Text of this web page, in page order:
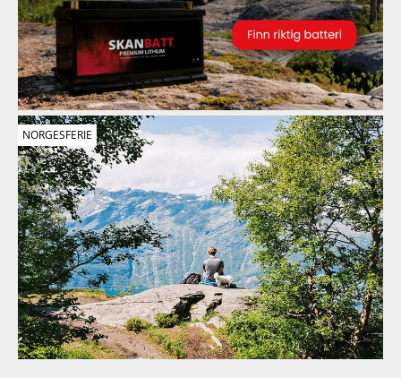
NORGESFERIE